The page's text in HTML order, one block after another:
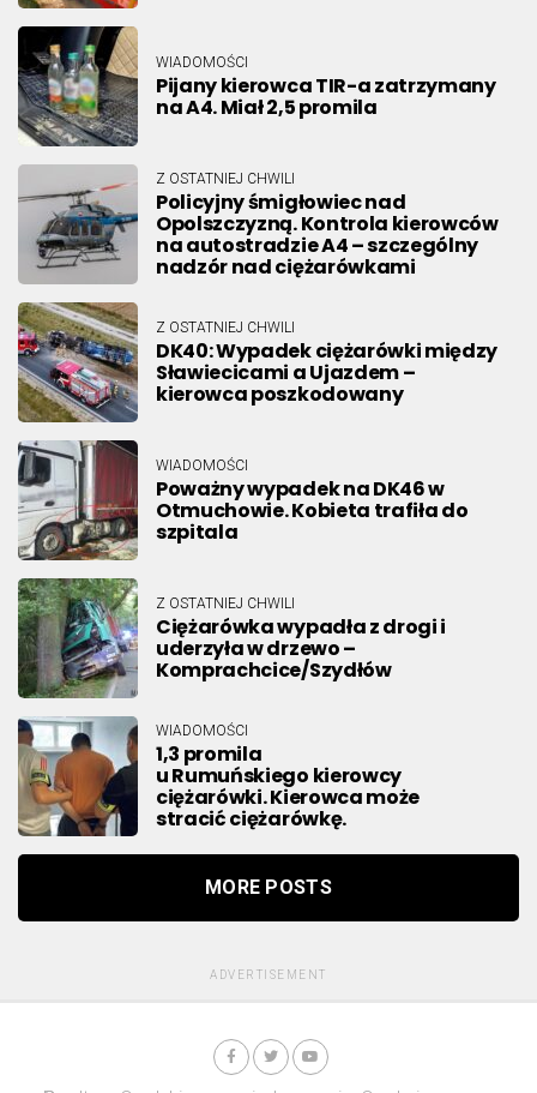
WIADOMOŚCI
Pijany kierowca TIR-a zatrzymany
na A4. Miał 2,5 promila
Z OSTATNIEJ CHWILI
Policyjny śmigłowiec nad
Opolszczyzną. Kontrola kierowców
na autostradzie A4 – szczególny
nadzór nad ciężarówkami
Z OSTATNIEJ CHWILI
DK40: Wypadek ciężarówki między
Sławiecicami a Ujazdem –
kierowca poszkodowany
WIADOMOŚCI
Poważny wypadek na DK46 w
Otmuchowie. Kobieta trafiła do
szpitala
Z OSTATNIEJ CHWILI
Ciężarówka wypadła z drogi i
uderzyła w drzewo –
Komprachcice/Szydłów
WIADOMOŚCI
1,3 promila
u Rumuńskiego kierowcy
ciężarówki. Kierowca może
stracić ciężarówkę.
MORE POSTS
ADVERTISEMENT